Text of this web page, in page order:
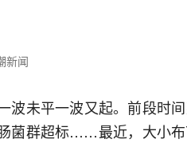
新闻
波未平一波又起。前段时
菌群超标……最近，大小